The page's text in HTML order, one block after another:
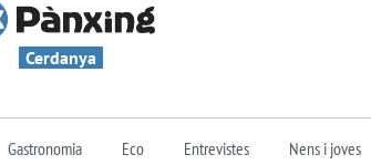
Cerdanya
Gastronomia Eco Entrevistes Nens i joves